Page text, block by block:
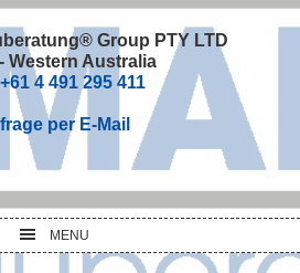
Group PTY LTD
Western Australia
+61 4 491 295 411
per E-Mail
MENU